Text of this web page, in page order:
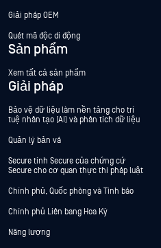
Giải pháp OEM
Quét mã độc di động
Sản phẩm
Xem tất cả sản phẩm
Giải pháp
Bảo vệ dữ liệu làm nền tảng cho trí
tuệ nhân tạo (AI) và phân tích dữ liệu
Quản lý bản vá
Secure tính Secure của chứng cứ
Secure cho cơ quan thực thi pháp luật
Chính phủ, Quốc phòng và Tình báo
Chính phủ Liên bang Hoa Kỳ
Năng lượng